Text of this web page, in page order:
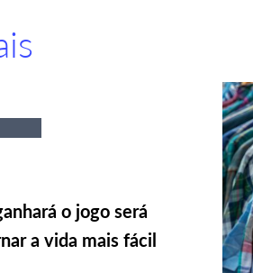
o jogo será
a vida mais fácil